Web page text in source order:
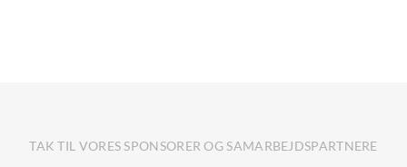
TAK TIL VORES SPONSORER OG SAMARBEJDSPARTNERE